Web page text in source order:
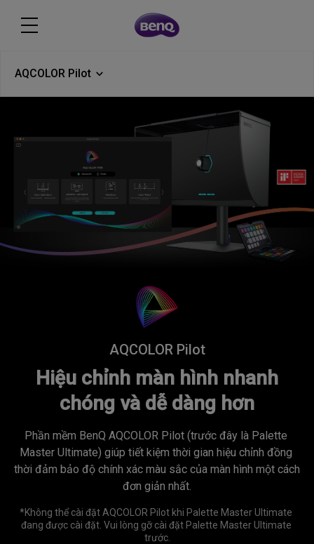
AQCOLOR Pilot
AQCOLOR Pilot
Hiệu chỉnh màn hình nhanh
chóng và dễ dàng hơn
Phần mềm BenQ AQCOLOR Pilot (trước đây là Palette
Master Ultimate) giúp tiết kiệm thời gian hiệu chỉnh đồng
thời đảm bảo độ chính xác màu sắc của màn hình một cách
đơn giản nhất.
*Không thể cài đặt AQCOLOR Pilot khi Palette Master Ultimate
đang được cài đặt. Vui lòng gỡ cài đặt Palette Master Ultimate
trước.